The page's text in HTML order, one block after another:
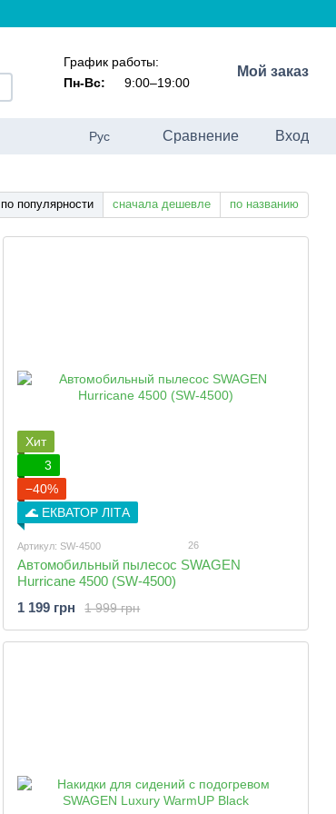
График работы:
Пн-Вс:
9:00–19:00
Мой заказ
Рус Сравнение Вход
по популярности сначала дешевле по названию
Хит
3
−40%
🌊 ЕКВАТОР ЛІТА
Артикул: SW-4500 26
Автомобильный пылесос SWAGEN
Hurricane 4500 (SW-4500)
1 999 грн
1 199 грн